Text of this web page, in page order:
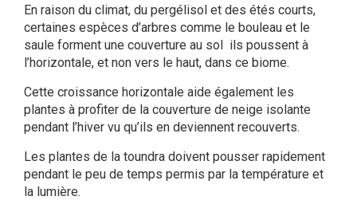
En raison du climat, du pergélisol et des étés courts,
certaines espèces d’arbres comme le bouleau et le
saule forment une couverture au sol ils poussent à
l’horizontale, et non vers le haut, dans ce biome.
Cette croissance horizontale aide également les
plantes à profiter de la couverture de neige isolante
pendant l’hiver vu qu’ils en deviennent recouverts.
Les plantes de la toundra doivent pousser rapidement
pendant le peu de temps permis par la température et
la lumière.